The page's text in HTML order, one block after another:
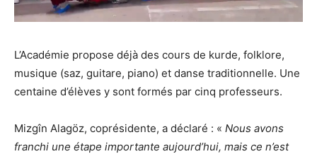
L’Académie propose déjà des cours de kurde, folklore,
musique (saz, guitare, piano) et danse traditionnelle. Une
centaine d’élèves y sont formés par cinq professeurs.
Mizgîn Alagöz, coprésidente, a déclaré : « Nous avons
franchi une étape importante aujourd’hui, mais ce n’est